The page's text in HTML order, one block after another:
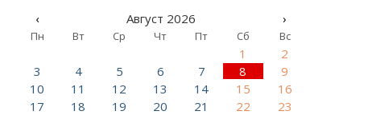
‹ Август 2026 ›
Пн Вт Ср Чт Пт Сб Вс
1
2
3
4 5 6 7 8
9
10
11 12 13 14 15
16
17
18 19 20 21 22
23